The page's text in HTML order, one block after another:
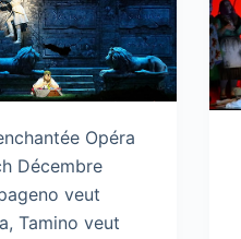
Opéra
Décembre
veut
Tamino veut